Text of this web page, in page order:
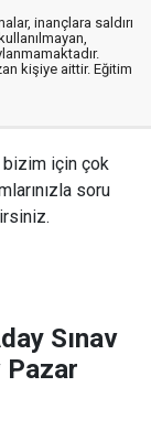
inançlara saldırı
kişiye aittir. Eğitim
bizim için çok
soru
Sınav
Pazar